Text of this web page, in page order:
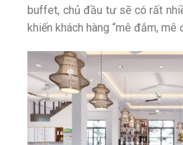
buffet, chủ đầu tư sẽ có rất
khiến khách hàng “mê đắm, mê